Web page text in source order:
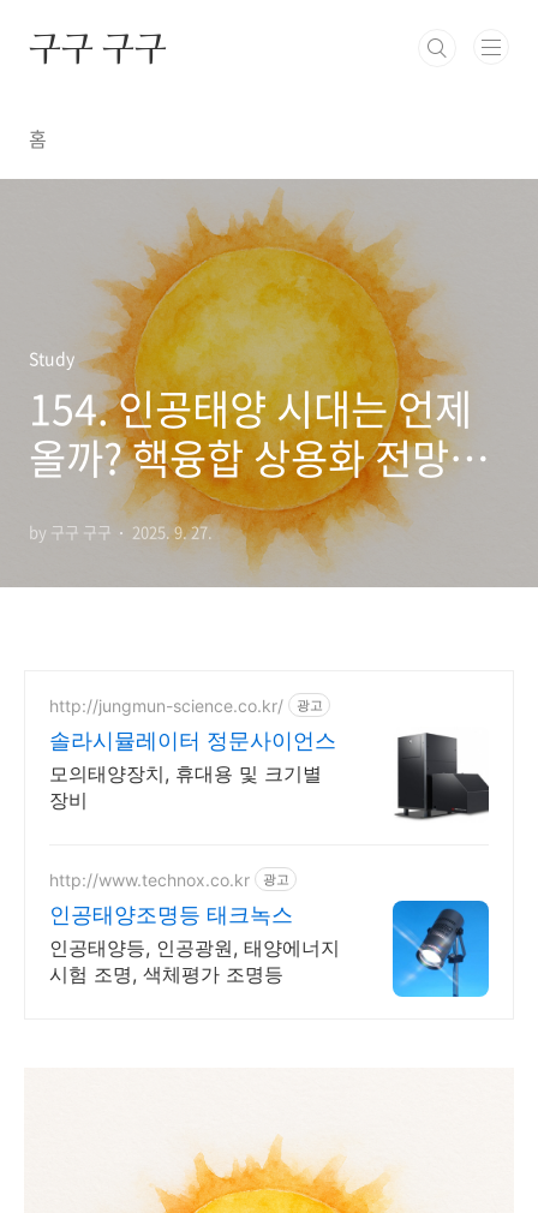
구구 구구
홈
Study
154. 인공태양 시대는 언제
올까? 핵융합 상용화 전망과
by 구구 구구 2025. 9. 27.
http://jungmun-science.co.kr/ 광고
솔라시뮬레이터 정문사이언스
모의태양장치, 휴대용 및 크기별
장비
http://www.technox.co.kr 광고
인공태양조명등 태크녹스
인공태양등, 인공광원, 태양에너지
시험 조명, 색체평가 조명등